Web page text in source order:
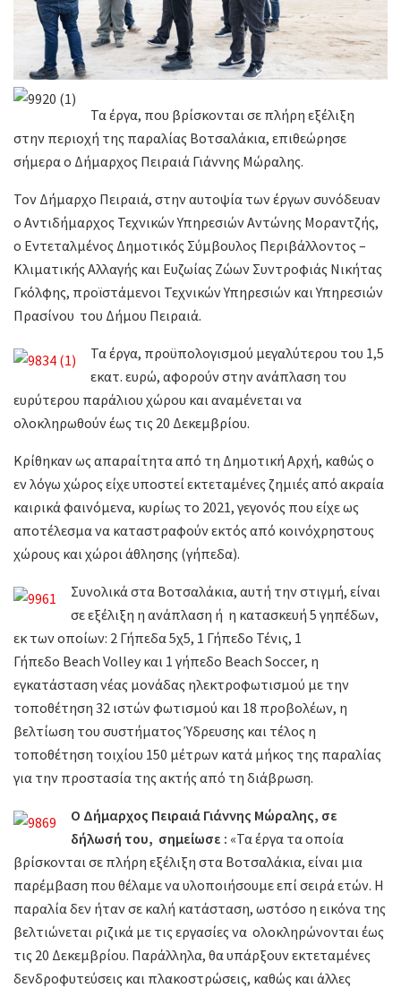
Τα έργα, που βρίσκονται σε πλήρη εξέλιξη
στην περιοχή της παραλίας Βοτσαλάκια, επιθεώρησε
σήμερα ο Δήμαρχος Πειραιά Γιάννης Μώραλης.
Τον Δήμαρχο Πειραιά, στην αυτοψία των έργων συνόδευαν
ο Αντιδήμαρχος Τεχνικών Υπηρεσιών Αντώνης Μοραντζής,
ο Εντεταλμένος Δημοτικός Σύμβουλος Περιβάλλοντος –
Κλιματικής Αλλαγής και Ευζωίας Ζώων Συντροφιάς Νικήτας
Γκόλφης, προϊστάμενοι Τεχνικών Υπηρεσιών και Υπηρεσιών
Πρασίνου του Δήμου Πειραιά.
Τα έργα, προϋπολογισμού μεγαλύτερου του 1,5
εκατ. ευρώ, αφορούν στην ανάπλαση του
ευρύτερου παράλιου χώρου και αναμένεται να
ολοκληρωθούν έως τις 20 Δεκεμβρίου.
Κρίθηκαν ως απαραίτητα από τη Δημοτική Αρχή, καθώς ο
εν λόγω χώρος είχε υποστεί εκτεταμένες ζημιές από ακραία
καιρικά φαινόμενα, κυρίως το 2021, γεγονός που είχε ως
αποτέλεσμα να καταστραφούν εκτός από κοινόχρηστους
χώρους και χώροι άθλησης (γήπεδα).
Συνολικά στα Βοτσαλάκια, αυτή την στιγμή, είναι
σε εξέλιξη η ανάπλαση ή η κατασκευή 5 γηπέδων,
εκ των οποίων: 2 Γήπεδα 5χ5, 1 Γήπεδο Τένις, 1
Γήπεδο Beach Volley και 1 γήπεδο Beach Soccer, η
εγκατάσταση νέας μονάδας ηλεκτροφωτισμού με την
τοποθέτηση 32 ιστών φωτισμού και 18 προβολέων, η
βελτίωση του συστήματος Ύδρευσης και τέλος η
τοποθέτηση τοιχίου 150 μέτρων κατά μήκος της παραλίας
για την προστασία της ακτής από τη διάβρωση.
Ο Δήμαρχος Πειραιά Γιάννης Μώραλης, σε
δήλωσή του, σημείωσε : «Τα έργα τα οποία
βρίσκονται σε πλήρη εξέλιξη στα Βοτσαλάκια, είναι μια
παρέμβαση που θέλαμε να υλοποιήσουμε επί σειρά ετών. Η
παραλία δεν ήταν σε καλή κατάσταση, ωστόσο η εικόνα της
βελτιώνεται ριζικά με τις εργασίες να ολοκληρώνονται έως
τις 20 Δεκεμβρίου. Παράλληλα, θα υπάρξουν εκτεταμένες
δενδροφυτεύσεις και πλακοστρώσεις, καθώς και άλλες